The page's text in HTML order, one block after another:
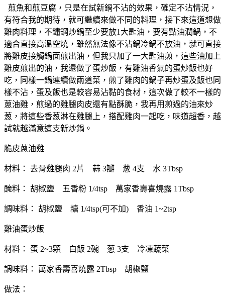
煎魚和煎豆腐，只是在試新鍋不沾的效果，確定不沾情況，
有符合我的期待，就可繼續來做不同的料理，接下來這道想做
雞肉料理，不鏽鋼炒鍋至少要放1大匙油，要有點油潤鍋，不
適合直接高溫空燒，雖然無法像不沾鍋冷鍋不放油，就可直接
將雞皮接觸鍋面煎出油，但我只加了一大匙油煎，這些油加上
雞皮煎出的油，我還做了蛋炒飯，有雞油香氣的蛋炒飯也好
吃，同樣一鍋連續做兩道菜，煎了雞肉的鍋子再炒蛋及飯也同
樣不沾，蛋及飯也是較容易沾黏的食材，這次做了較不一樣的
蔥油雞，煎過的雞腿肉皮還有點酥脆，我再用煎過的油來炒
葱，將這些香葱淋在雞腿上，搭配雞肉一起吃，味道超香，越
試就越滿意這支新炒鍋。
脆皮蔥油雞
材料： 去骨雞腿肉 2片 蒜 3瓣 葱 4支 水 3Tbsp
醃料： 胡椒鹽 五香粉 1/4tsp 萬家香壽喜燒露 1Tbsp
調味料： 胡椒鹽 糖 1/4tsp(可不加) 香油 1~2tsp
雞油蛋炒飯
材料： 蛋 2~3顆 白飯 2碗 葱 3支 冷凍蔬菜
調味料： 萬家香壽喜燒露 2Tbsp 胡椒鹽
做法：